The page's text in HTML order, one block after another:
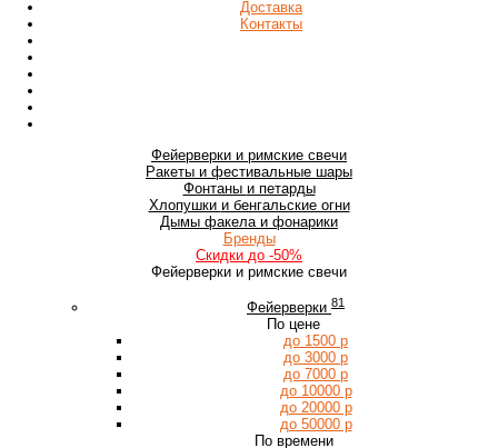
Доставка
Контакты
Фейерверки и римские свечи
Ракеты и фестивальные шары
Фонтаны и петарды
Хлопушки и бенгальские огни
Дымы факела и фонарики
Бренды
Скидки до -50%
Фейерверки и римские свечи
Фейерверки 81
По цене
до 1500 р
до 3000 р
до 7000 р
до 10000 р
до 20000 р
до 50000 р
По времени